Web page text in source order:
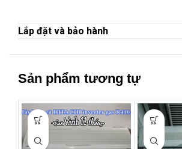
Lắp đặt và bảo hành
Sản phẩm tương tự